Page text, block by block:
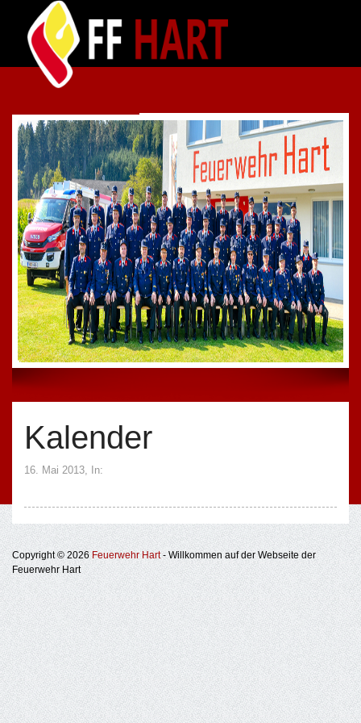
Kalender
16. Mai 2013, In:
Copyright © 2026Feuerwehr Hart- Willkommen auf der Webseite der
Feuerwehr Hart